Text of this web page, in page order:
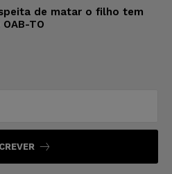
de matar o filho tem
TO